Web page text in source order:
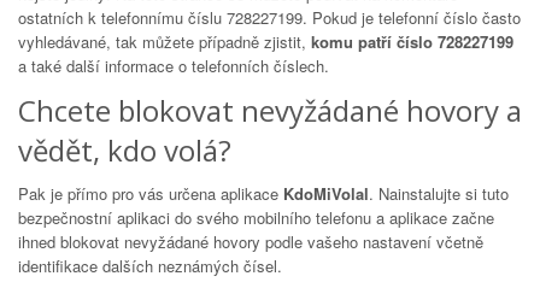
ostatních k telefonnímu číslu 728227199. Pokud je telefonní číslo často
vyhledávané, tak můžete případně zjistit, komu patří číslo 728227199
a také další informace o telefonních číslech.
Chcete blokovat nevyžádané hovory a
vědět, kdo volá?
Pak je přímo pro vás určena aplikace KdoMiVolal. Nainstalujte si tuto
bezpečnostní aplikaci do svého mobilního telefonu a aplikace začne
ihned blokovat nevyžádané hovory podle vašeho nastavení včetně
identifikace dalších neznámých čísel.